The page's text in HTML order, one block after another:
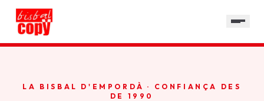
HORARI
LA BISBAL D'EMPORDÀ · CONFIANÇA DES
DE 1990